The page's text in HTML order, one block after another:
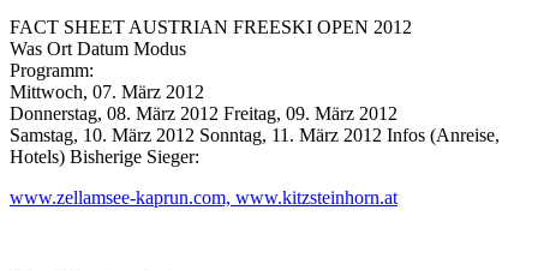
FACT SHEET AUSTRIAN FREESKI OPEN 2012
Was Ort Datum Modus
Programm:
Mittwoch, 07. März 2012
Donnerstag, 08. März 2012 Freitag, 09. März 2012
Samstag, 10. März 2012 Sonntag, 11. März 2012 Infos (Anreise,
Hotels) Bisherige Sieger:
www.zellamsee-kaprun.com, www.kitzsteinhorn.at